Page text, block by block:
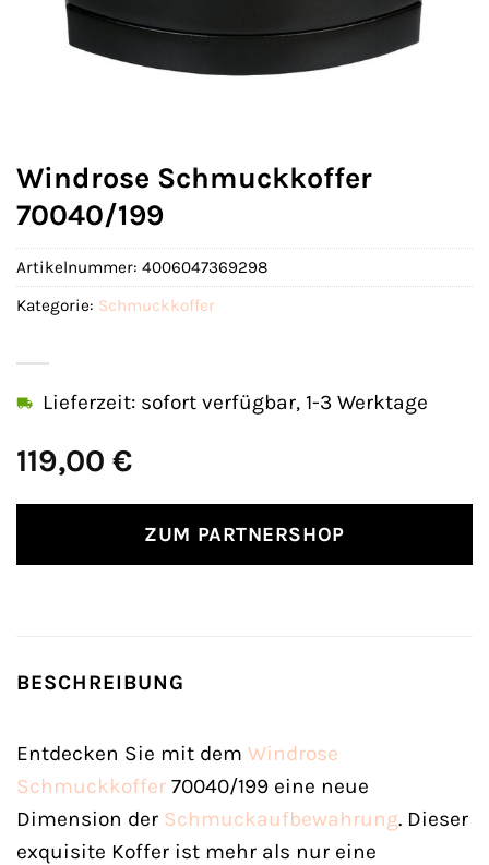
Windrose Schmuckkoffer
70040/199
119,00 €
Lieferzeit: sofort verfügbar, 1-3 Werktage
ZUM PARTNERSHOP
Artikelnummer: 4006047369298
Kategorie: Schmuckkoffer
BESCHREIBUNG
Entdecken Sie mit dem Windrose
Schmuckkoffer 70040/199 eine neue
Dimension der Schmuckaufbewahrung. Dieser
exquisite Koffer ist mehr als nur eine